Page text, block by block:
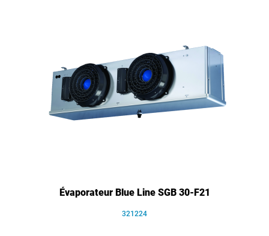
Évaporateur Blue Line SGB 30-F21
321224